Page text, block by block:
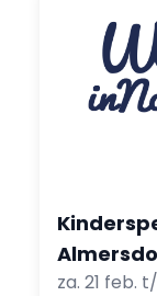
za. 21 feb.